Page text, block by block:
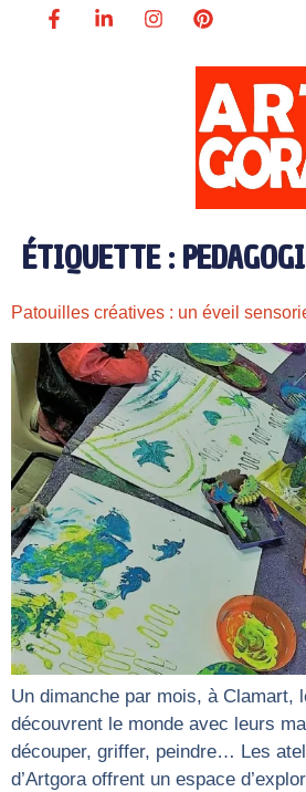
ÉTIQUETTE :
Patouilles créatives : un éveil
Un dimanche par mois, à Clamart,
découvrent le monde avec leurs
découper, griffer, peindre… Les
d’Artgora offrent un espace